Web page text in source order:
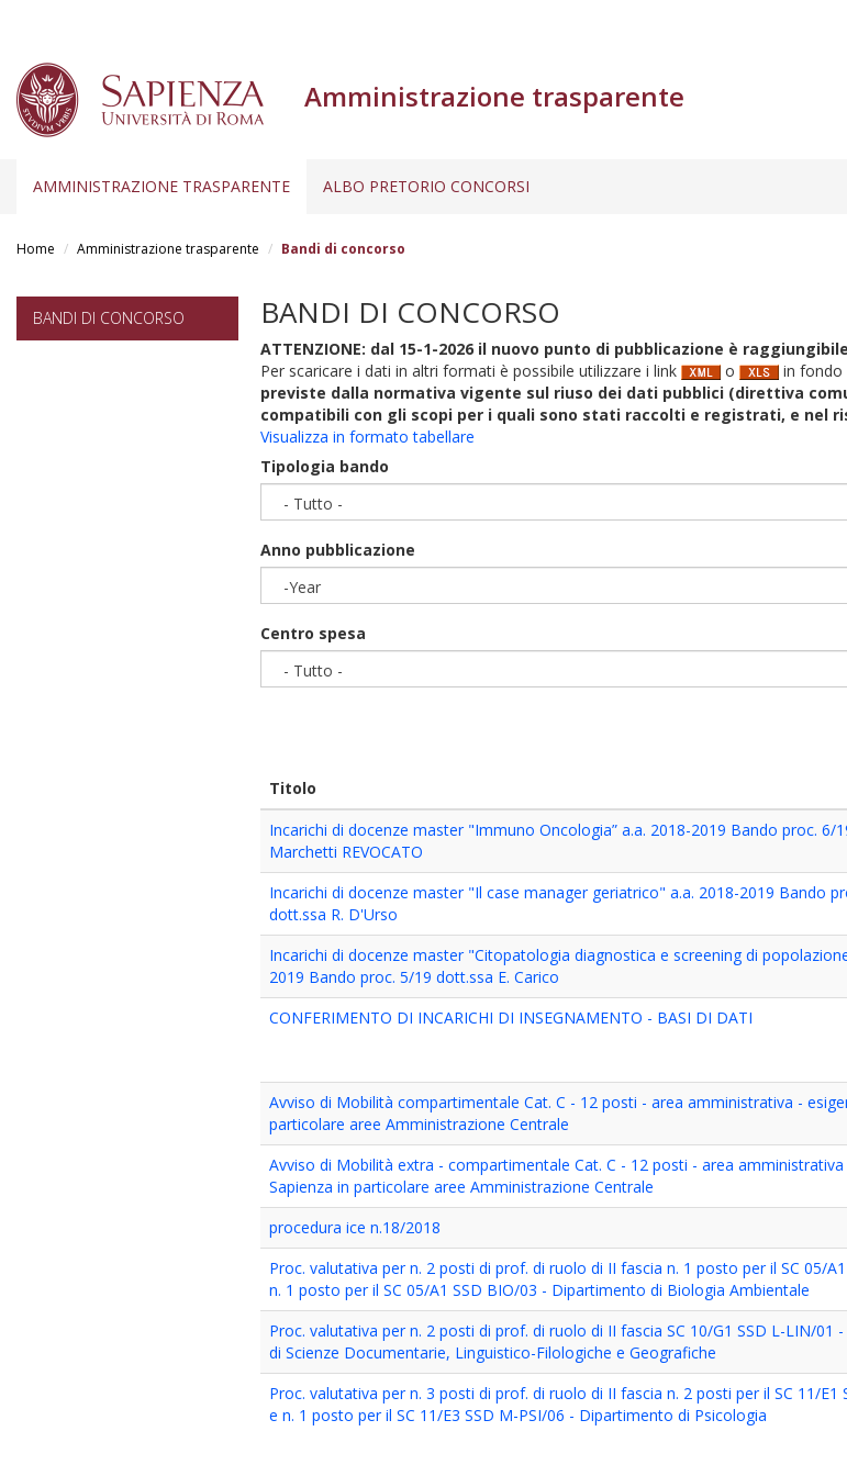
Amministrazione trasparente
AMMINISTRAZIONE TRASPARENTE ALBO PRETORIO CONCORSI
Home Amministrazione trasparente Bandi di concorso
BANDI DI CONCORSO BANDI DI CONCORSO
ATTENZIONE: dal 15-1-2026 il nuovo punto di pubblicazione è
Per scaricare i dati in altri formati è possibile utilizzare i link
o in fondo
previste dalla normativa vigente sul riuso dei dati pubblici (direttiva
compatibili con gli scopi per i quali sono stati raccolti e registrati, e nel
Visualizza in formato tabellare
Tipologia bando
- Tutto -
Anno pubblicazione
-Year
Centro spesa
- Tutto -
Titolo
Incarichi di docenze master "Immuno Oncologia” a.a. 2018-2019 Bando proc. 6/
Marchetti REVOCATO
Incarichi di docenze master "Il case manager geriatrico" a.a. 2018-2019 Bando
dott.ssa R. D'Urso
Incarichi di docenze master "Citopatologia diagnostica e screening di
2019 Bando proc. 5/19 dott.ssa E. Carico
CONFERIMENTO DI INCARICHI DI INSEGNAMENTO - BASI DI DATI
Avviso di Mobilità compartimentale Cat. C - 12 posti - area amministrativa -
particolare aree Amministrazione Centrale
Avviso di Mobilità extra - compartimentale Cat. C - 12 posti - area amministrativa
Sapienza in particolare aree Amministrazione Centrale
procedura ice n.18/2018
Proc. valutativa per n. 2 posti di prof. di ruolo di II fascia n. 1 posto per il SC 05/
n. 1 posto per il SC 05/A1 SSD BIO/03 - Dipartimento di Biologia Ambientale
Proc. valutativa per n. 2 posti di prof. di ruolo di II fascia SC 10/G1 SSD L-LIN/01
di Scienze Documentarie, Linguistico-Filologiche e Geografiche
Proc. valutativa per n. 3 posti di prof. di ruolo di II fascia n. 2 posti per il SC 11/E1
e n. 1 posto per il SC 11/E3 SSD M-PSI/06 - Dipartimento di Psicologia